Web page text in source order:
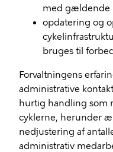
med gældende
opdatering og
bruges til
Forvaltningens
administrative
hurtig handling som
cyklerne, herunder
nedjustering af
administrativ